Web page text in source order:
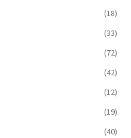
(18)
(33)
(72)
(42)
(12)
(19)
(40)